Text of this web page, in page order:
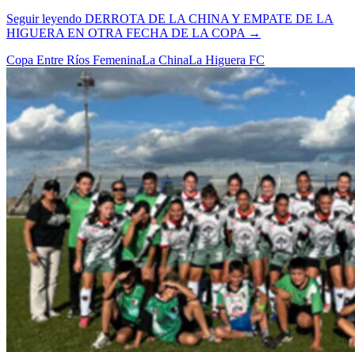
Seguir leyendo DERROTA DE LA CHINA Y EMPATE DE LA
HIGUERA EN OTRA FECHA DE LA COPA →
Copa Entre Ríos FemeninaLa ChinaLa Higuera FC